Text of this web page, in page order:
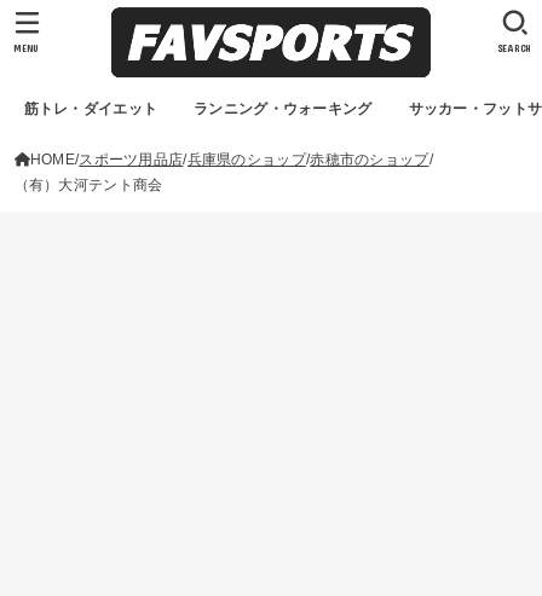
筋トレ・ダイエット ランニング・ウォーキング サッカー・フット
SEARCH
MENU
HOME スポーツ用品店 兵庫県のショップ 赤穂市のショップ
（有）大河テント商会